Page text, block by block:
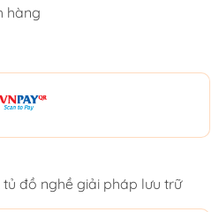
hàng
tủ đồ nghề giải pháp lưu trữ